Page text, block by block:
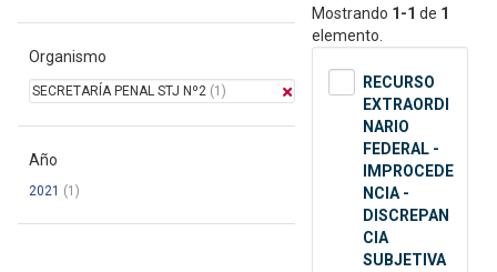
Organismo
SECRETARÍA PENAL STJ Nº2 (1)
Año
2021 (1)
Mostrando 1-1 de 1
elemento.
RECURSO
EXTRAORDI
NARIO
FEDERAL -
IMPROCEDE
NCIA -
DISCREPAN
CIA
SUBJETIVA